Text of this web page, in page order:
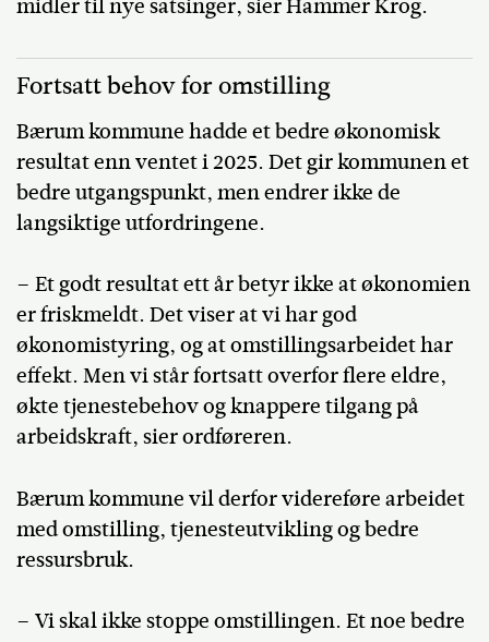
midler til nye satsinger, sier Hammer Krog.
Fortsatt behov for omstilling
Bærum kommune hadde et bedre økonomisk
resultat enn ventet i 2025. Det gir kommunen et
bedre utgangspunkt, men endrer ikke de
langsiktige utfordringene.
– Et godt resultat ett år betyr ikke at økonomien
er friskmeldt. Det viser at vi har god
økonomistyring, og at omstillingsarbeidet har
effekt. Men vi står fortsatt overfor flere eldre,
økte tjenestebehov og knappere tilgang på
arbeidskraft, sier ordføreren.
Bærum kommune vil derfor videreføre arbeidet
med omstilling, tjenesteutvikling og bedre
ressursbruk.
– Vi skal ikke stoppe omstillingen. Et noe bedre